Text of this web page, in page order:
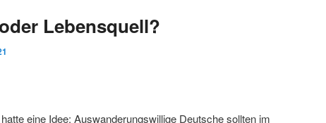
Lebensquell?
eine Idee: Auswanderungswillige Deutsche sollten im